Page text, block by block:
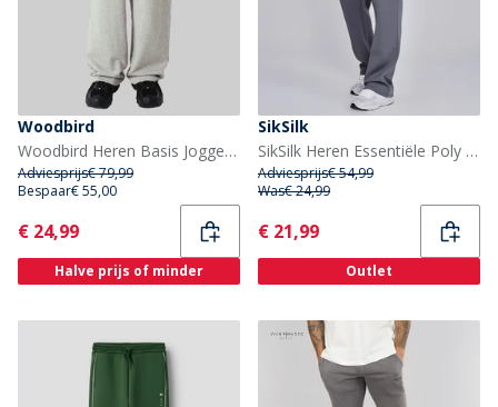
Woodbird
Woodbird Heren Basis Joggers Light Grey Melange
Adviesprijs€ 79,99
Bespaar€ 55,00
Current
€ 24,99
Halve prijs of minder
SikSilk
SikSilk Heren Essentiële Poly Trainingsbroek Dark Grey
Adviesprijs€ 54,99
Was€ 24,99
Current
€ 21,99
Outlet